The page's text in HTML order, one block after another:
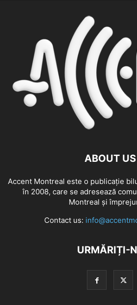
ABOUT US
Accent Montreal este o publicație
în 2008, care se adresează
Montreal şi
Contact us:
URMĂRIȚI-